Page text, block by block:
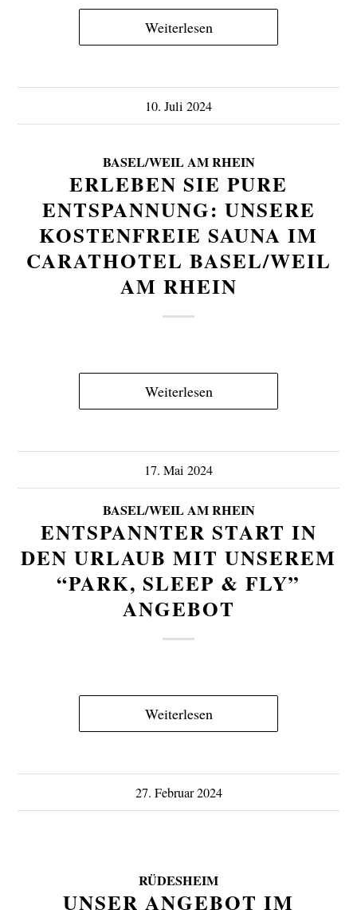
Weiterlesen
10. Juli 2024
BASEL/WEIL AM RHEIN
ERLEBEN SIE PURE
ENTSPANNUNG: UNSERE
KOSTENFREIE SAUNA IM
CARATHOTEL BASEL/WEIL
AM RHEIN
Weiterlesen
17. Mai 2024
BASEL/WEIL AM RHEIN
ENTSPANNTER START IN
DEN URLAUB MIT UNSEREM
“PARK, SLEEP & FLY”
ANGEBOT
Weiterlesen
27. Februar 2024
RÜDESHEIM
UNSER ANGEBOT IM